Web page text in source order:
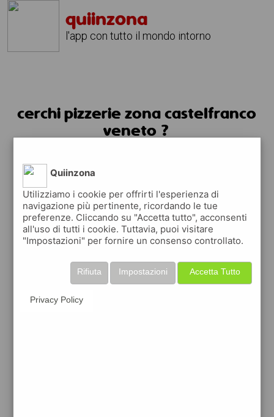
quiinzona
l'app con tutto il mondo intorno
cerchi pizzerie zona castelfranco
veneto ?
Quiinzona
Utilizziamo i cookie per offrirti l'esperienza di
navigazione più pertinente, ricordando le tue
preferenze. Cliccando su "Accetta tutto", acconsenti
all'uso di tutti i cookie. Tuttavia, puoi visitare
"Impostazioni" per fornire un consenso controllato.
Accetta Tutto
Impostazioni
Rifiuta
Privacy Policy